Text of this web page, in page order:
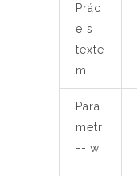
Prác
e s
texte
m
Para
metr
--iw